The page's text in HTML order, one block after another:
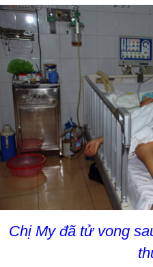
Chị My đã tử vong